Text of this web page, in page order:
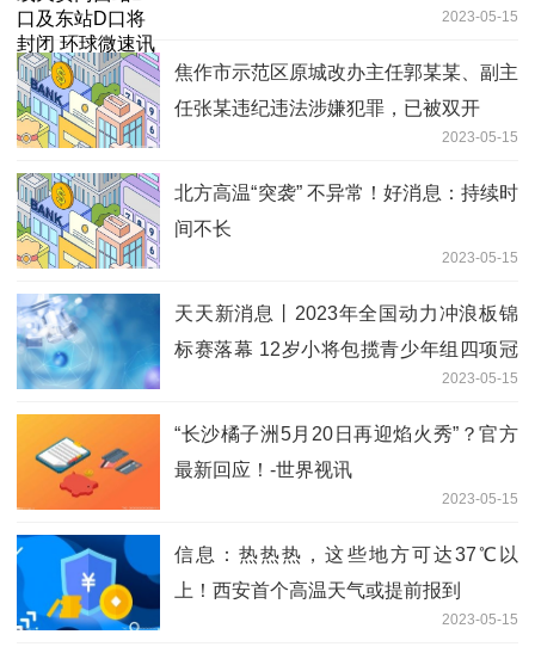
2023-05-15
焦作市示范区原城改办主任郭某某、副主
任张某违纪违法涉嫌犯罪，已被双开
2023-05-15
北方高温“突袭” 不异常！好消息：持续时
间不长
2023-05-15
天天新消息丨2023年全国动力冲浪板锦
标赛落幕 12岁小将包揽青少年组四项冠
2023-05-15
“长沙橘子洲5月20日再迎焰火秀”？官方
最新回应！-世界视讯
2023-05-15
信息：热热热，这些地方可达37℃以
上！西安首个高温天气或提前报到
2023-05-15